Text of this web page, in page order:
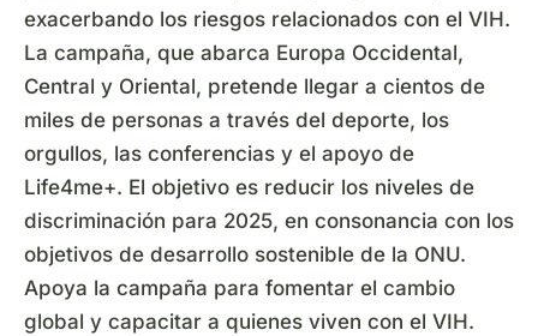
exacerbando los riesgos relacionados con el VIH.
La campaña, que abarca Europa Occidental,
Central y Oriental, pretende llegar a cientos de
miles de personas a través del deporte, los
orgullos, las conferencias y el apoyo de
Life4me+. El objetivo es reducir los niveles de
discriminación para 2025, en consonancia con los
objetivos de desarrollo sostenible de la ONU.
Apoya la campaña para fomentar el cambio
global y capacitar a quienes viven con el VIH.